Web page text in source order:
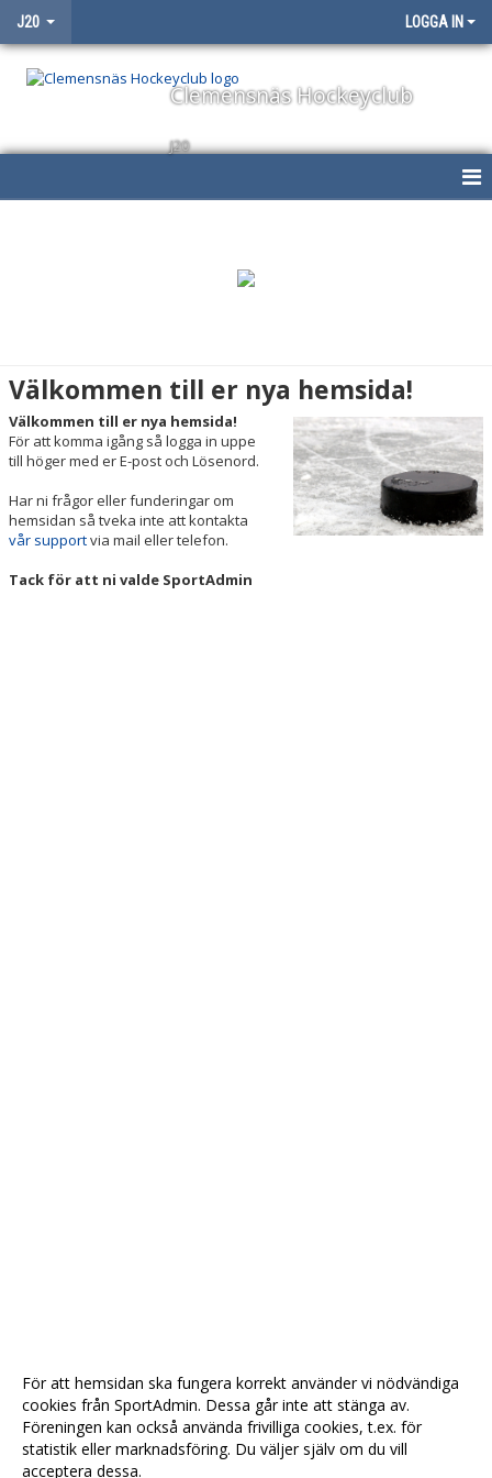
J20 LOGGA IN
Clemensnäs Hockeyclub
J20
BILDGALLERI
DOKUMENT
KONTAKT
Välkommen till er nya hemsida!
Välkommen till er nya hemsida!
För att komma igång så logga in uppe
till höger med er E-post och Lösenord.
Har ni frågor eller funderingar om
hemsidan så tveka inte att kontakta
vår supportvia mail eller telefon.
Tack för att ni valde SportAdmin
För att hemsidan ska fungera korrekt använder vi nödvändiga
cookies från SportAdmin. Dessa går inte att stänga av.
Föreningen kan också använda frivilliga cookies, t.ex. för
statistik eller marknadsföring. Du väljer själv om du vill
acceptera dessa.